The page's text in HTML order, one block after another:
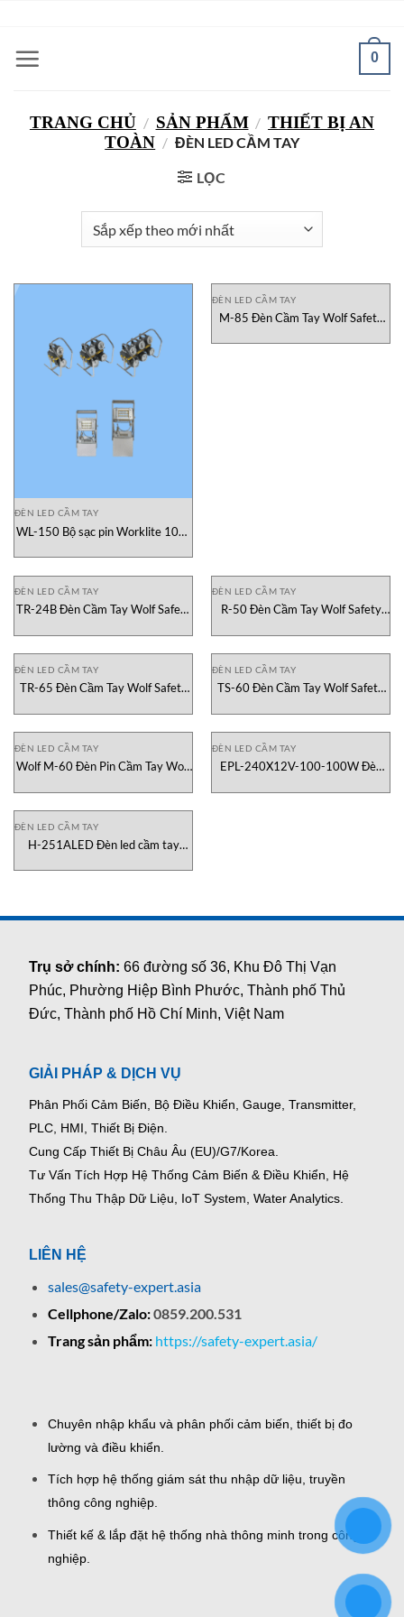
nội
0
TRANG CHỦ / SẢN PHẨM / THIẾT BỊ AN
TOÀN / ĐÈN LED CẦM TAY
LỌC
ĐÈN LED CẦM TAY
WL-150 Bộ sạc pin Worklite 100-
ĐÈN LED CẦM TAY
M-85 Đèn Cầm Tay Wolf Safety
ĐÈN LED CẦM TAY
TR-24B Đèn Cầm Tay Wolf Safety
ĐÈN LED CẦM TAY
R-50 Đèn Cầm Tay Wolf Safety
ĐÈN LED CẦM TAY
TR-65 Đèn Cầm Tay Wolf Safety
ĐÈN LED CẦM TAY
TS-60 Đèn Cầm Tay Wolf Safety
ĐÈN LED CẦM TAY
Wolf M-60 Đèn Pin Cầm Tay Wolf
ĐÈN LED CẦM TAY
EPL-240X12V-100-100W Đèn
Vietnam
ĐÈN LED CẦM TAY
H-251ALED Đèn led cầm tay
Trụ sở chính:66 đường số 36, Khu Đô Thị Vạn
Phúc, Phường Hiệp Bình Phước, Thành phố Thủ
Đức, Thành phố Hồ Chí Minh, Việt Nam
GIẢI PHÁP & DỊCH VỤ
Phân Phối Cảm Biến, Bộ Điều Khiển, Gauge, Transmitter,
PLC, HMI, Thiết Bị Điện.
Cung Cấp Thiết Bị Châu Âu (EU)/G7/Korea.
Tư Vấn Tích Hợp Hệ Thống Cảm Biến & Điều Khiển, Hệ
Thống Thu Thập Dữ Liệu, IoT System, Water Analytics.
LIÊN HỆ
sales@safety-expert.asia
Cellphone/Zalo:0859.200.531
Trang sản phẩm: https://safety-expert.asia/
Chuyên nhập khẩu và phân phối cảm biến, thiết bị đo
lường và điều khiển.
Tích hợp hệ thống giám sát thu nhập dữ liệu, truyền
thông công nghiệp.
Thiết kế & lắp đặt hệ thống nhà thông minh trong công
nghiệp.